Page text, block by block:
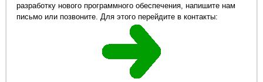
разработку нового программного обеспечения, напишите нам
письмо или позвоните. Для этого перейдите в контакты: